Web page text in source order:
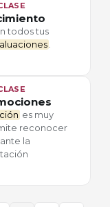
todos tus
.
es muy
reconocer
la